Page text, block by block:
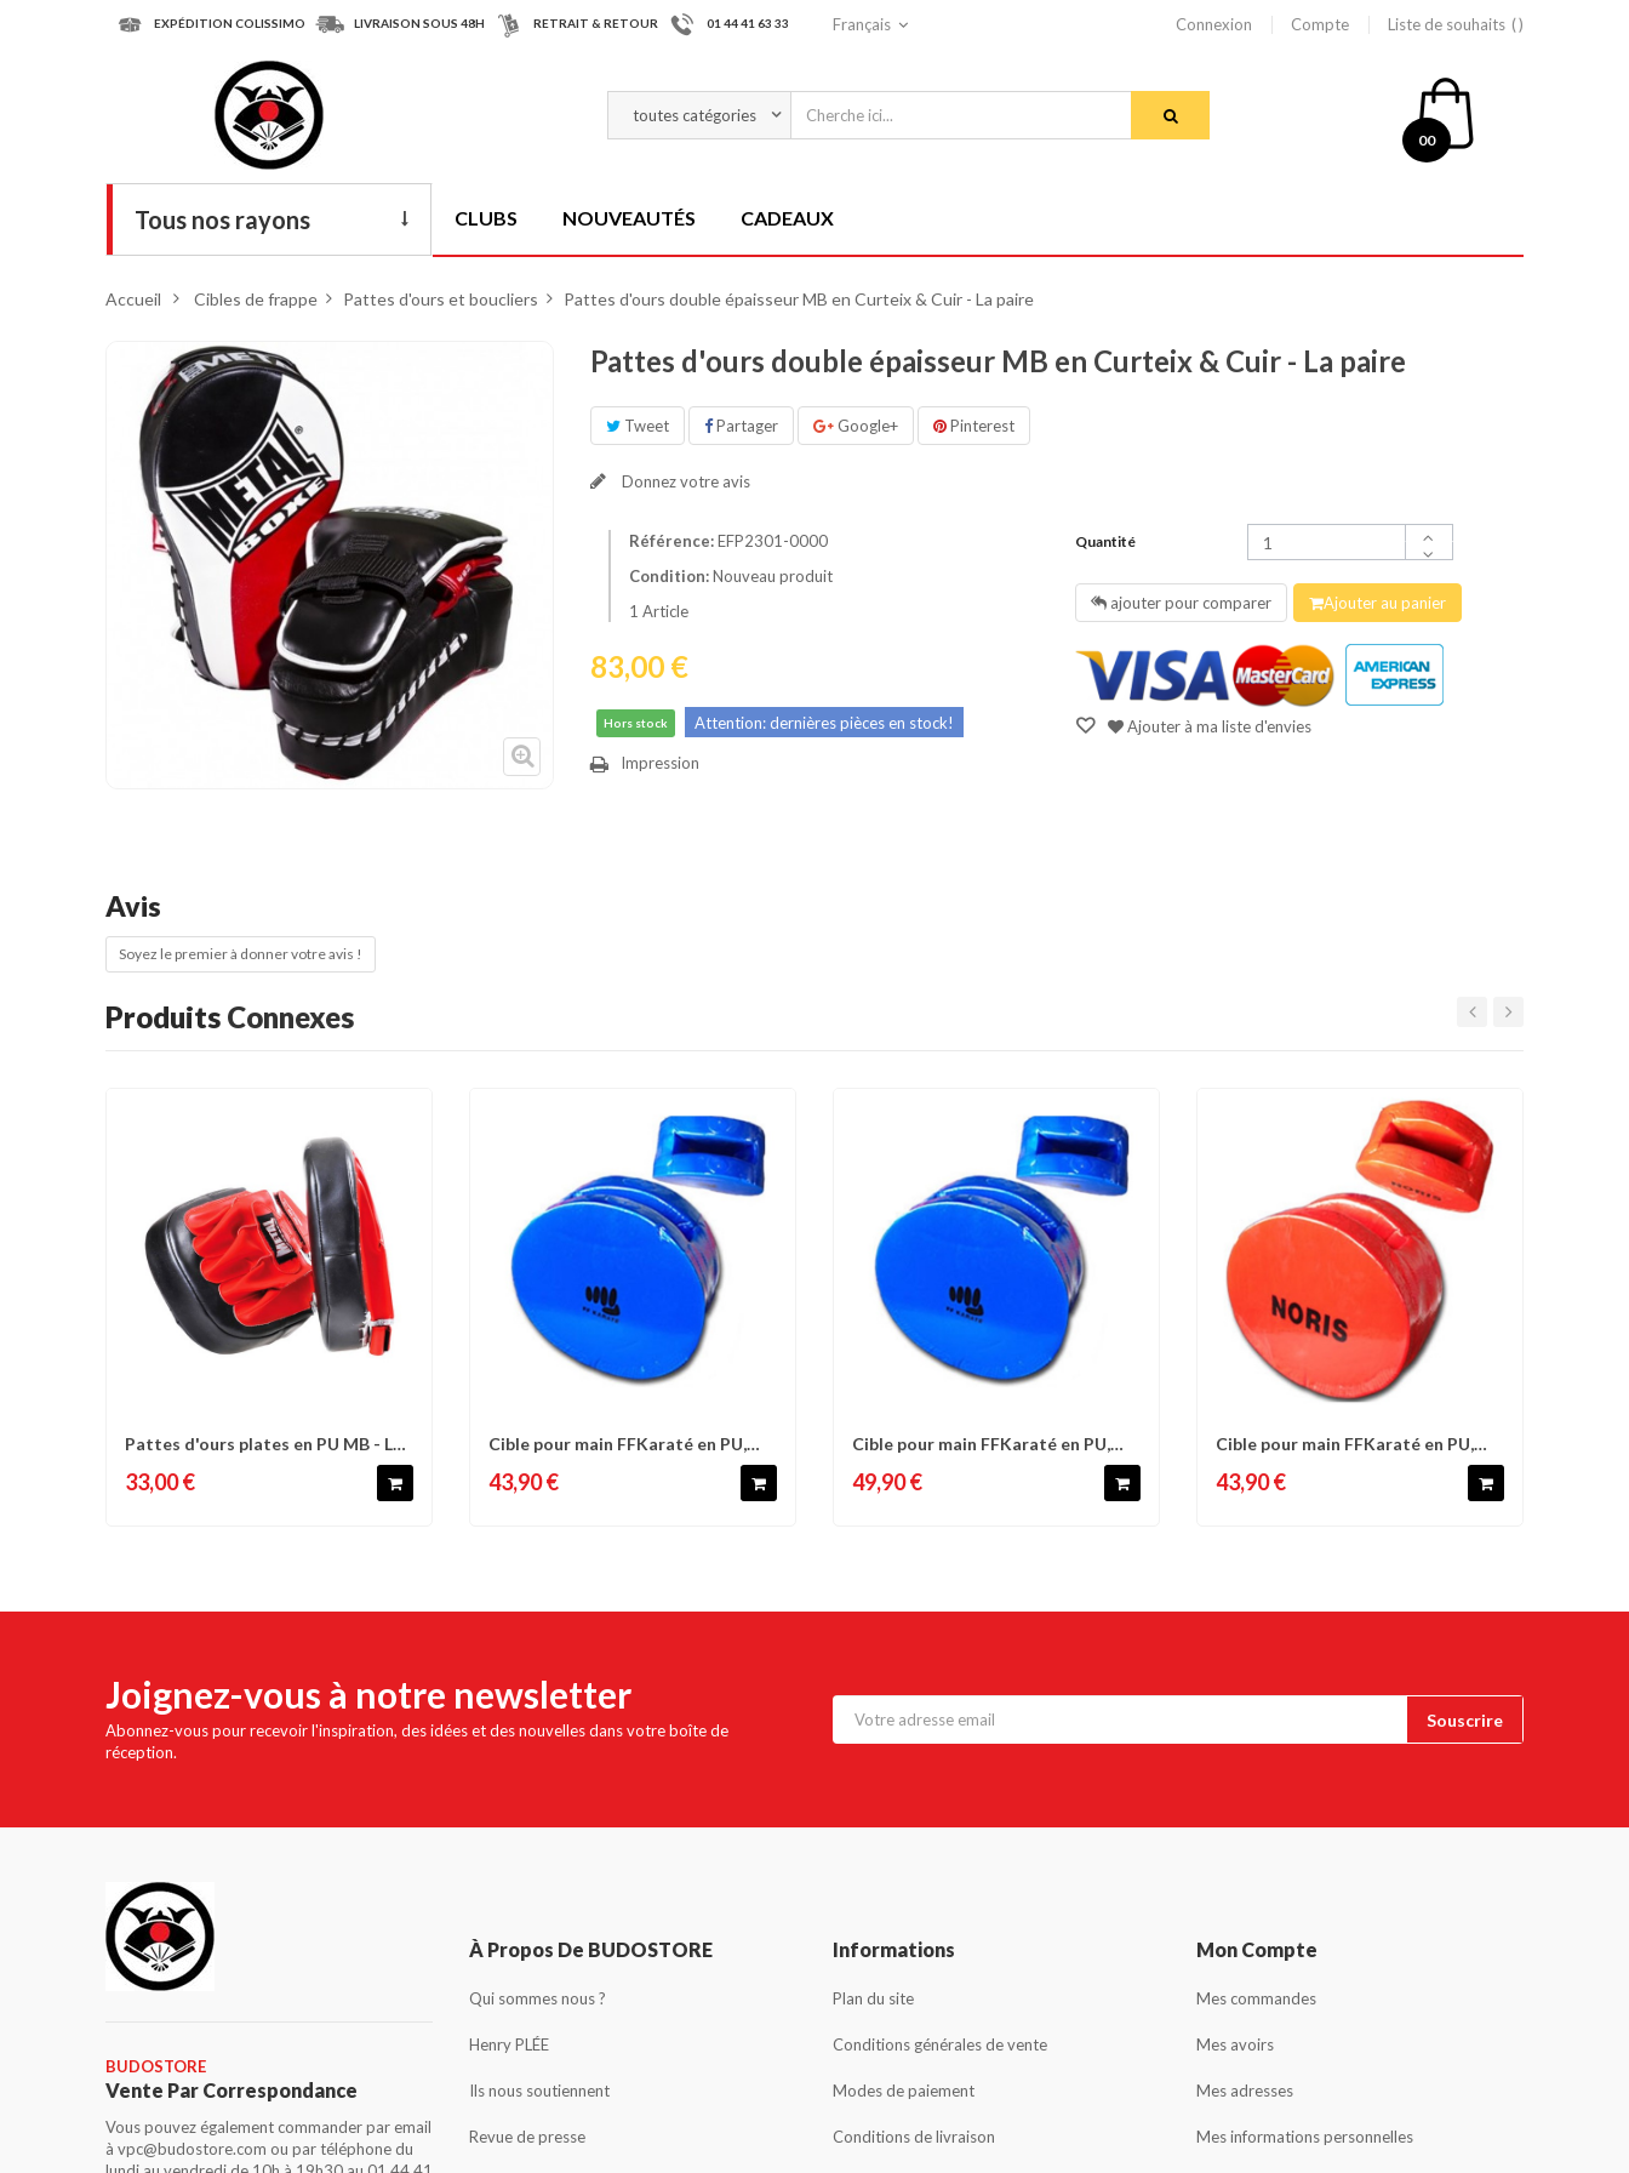
EXPÉDITION COLISSIMO LIVRAISON SOUS 48H RETRAIT & RETOUR 01 44 41 63 33 Français Connexion Compte Liste de souhaits
00
Tous nos rayons
Armes
Chaussures
Protections
Cible de frappe
Condition physique
Accessoires
Tatamis
CLUBS NOUVEAUTÉS CADEAUX
Accueil > Cibles de frappe > Pattes d'ours et boucliers > Pattes d'ours double épaisseur MB en Curteix & Cuir - La paire
Pattes d'ours double épaisseur MB en Curteix & Cuir - La paire
Tweet Partager Google+ Pinterest
Donnez votre avis
Référence:EFP2301-0000
Condition:Nouveau produit
1 Article
83,00 €
Hors stock Attention: dernières pièces en stock!
Impression
Quantité
ajouter pour comparer Ajouter au panier
Ajouter à ma liste d'envies
Avis
Soyez le premier à donner votre avis !
Produits Connexes
Comparer Liste d'envies
Pattes d'ours plates en PU MB - La
33,00 €
Comparer Liste d'envies
Cible pour main FFKaraté en PU,
43,90 €
Comparer Liste d'envies
Cible pour main FFKaraté en PU,
49,90 €
Comparer Liste d'envies
Cible pour main FFKaraté en PU,
43,90 €
Joignez-vous à notre newsletter
Abonnez-vous pour recevoir l'inspiration, des idées et des nouvelles dans votre boîte de
réception.
BUDOSTORE
Vente Par Correspondance
Vous pouvez également commander par email
à vpc@budostore.com ou par téléphone du
À Propos De BUDOSTORE
Qui sommes nous ?
Henry PLÉE
Ils nous soutiennent
Revue de presse
Informations
Plan du site
Conditions générales de vente
Modes de paiement
Conditions de livraison
Mon Compte
Mes commandes
Mes avoirs
Mes adresses
Mes informations personnelles